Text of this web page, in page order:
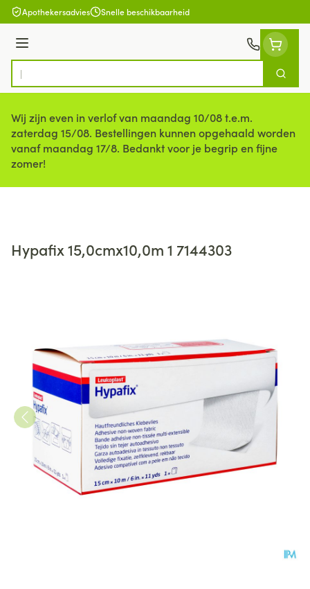
Ga naar de inhoud
Apothekersadvies Snelle beschikbaarheid
Menu
Product, merk, categorie...
Zoek
Wij zijn even in verlof van maandag 10/08 t.e.m.
zaterdag 15/08. Bestellingen kunnen opgehaald worden
vanaf maandag 17/8. Bedankt voor je begrip en fijne
zomer!
Hypafix 15,0cmx10,0m 1 7144303